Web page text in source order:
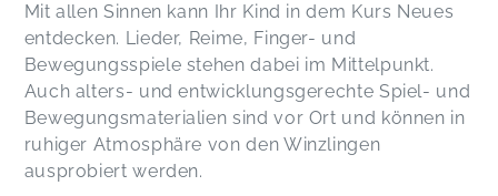
Mit allen Sinnen kann Ihr Kind in dem Kurs Neues
entdecken. Lieder, Reime, Finger- und
Bewegungsspiele stehen dabei im Mittelpunkt.
Auch alters- und entwicklungsgerechte Spiel- und
Bewegungsmaterialien sind vor Ort und können in
ruhiger Atmosphäre von den Winzlingen
ausprobiert werden.